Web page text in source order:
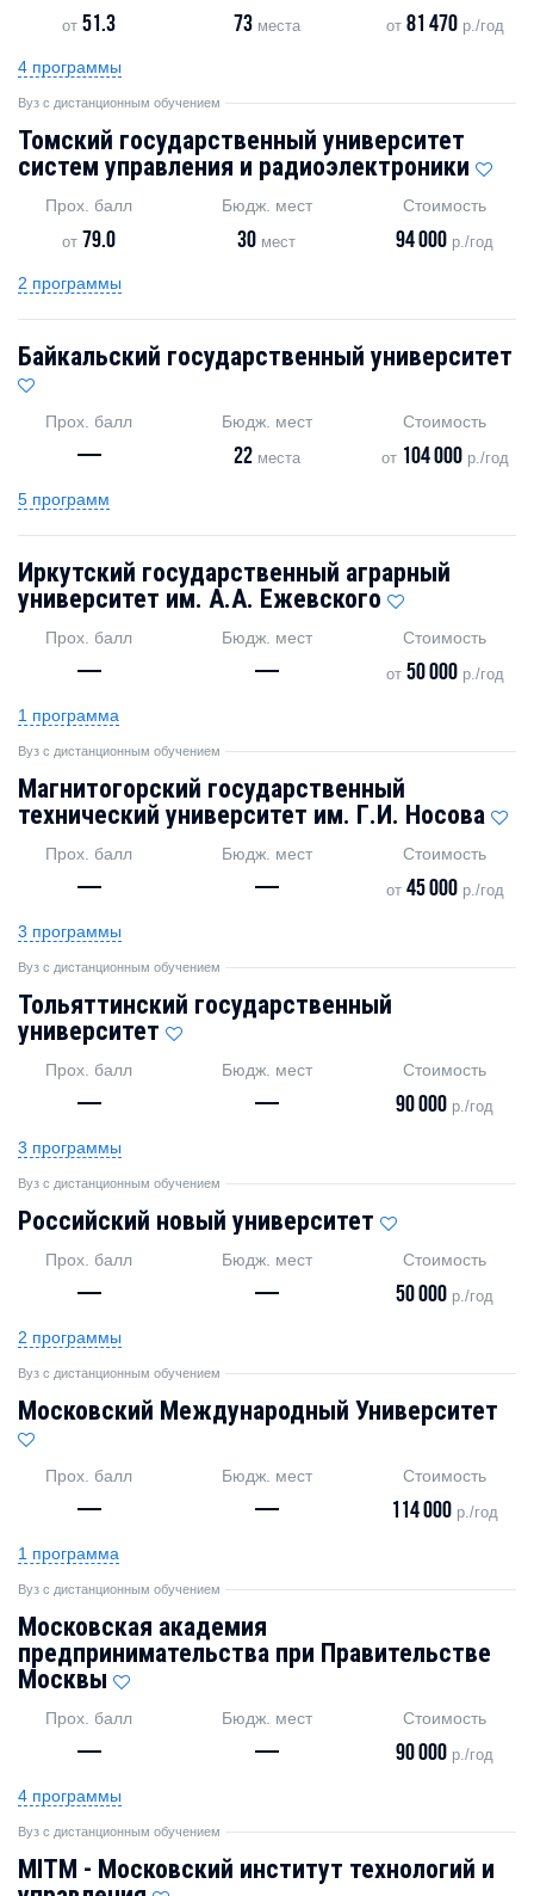
от51.3 73места от 81 470р./год
4 программы
Вуз с дистанционным обучением
Томский государственный университет
систем управления и радиоэлектроники
Прох. балл
от 79.0
Бюдж. мест
30 мест
Стоимость
94 000 р./год
2 программы
Байкальский государственный университет
Прох. балл
—
Бюдж. мест
22места
Стоимость
от 104 000р./год
5 программ
Иркутский государственный аграрный
университет им. А.А. Ежевского
Прох. балл
—
Бюдж. мест
—
Стоимость
от 50 000р./год
1 программа
Вуз с дистанционным обучением
Магнитогорский государственный
технический университет им. Г.И. Носова
Прох. балл
—
Бюдж. мест
—
Стоимость
от 45 000р./год
3 программы
Вуз с дистанционным обучением
Тольяттинский государственный
университет
Прох. балл
—
Бюдж. мест
—
Стоимость
90 000 р./год
3 программы
Вуз с дистанционным обучением
Российский новый университет
Прох. балл
—
Бюдж. мест
—
Стоимость
50 000 р./год
2 программы
Вуз с дистанционным обучением
Московский Международный Университет
Прох. балл
—
Бюдж. мест
—
Стоимость
114 000 р./год
1 программа
Вуз с дистанционным обучением
Московская академия
предпринимательства при Правительстве
Москвы
Прох. балл
—
Бюдж. мест
—
Стоимость
90 000 р./год
4 программы
Вуз с дистанционным обучением
MITM - Московский институт технологий и